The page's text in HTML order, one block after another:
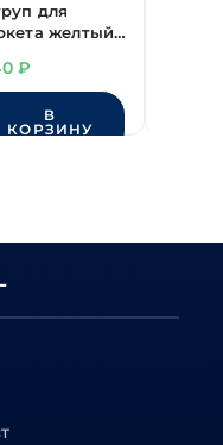
для
желтый
₽
В
КОРЗИНУ